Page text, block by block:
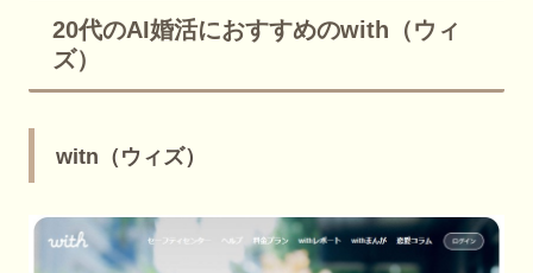
20代のAI婚活におすすめのwith（ウィ
ズ）
witn（ウィズ）